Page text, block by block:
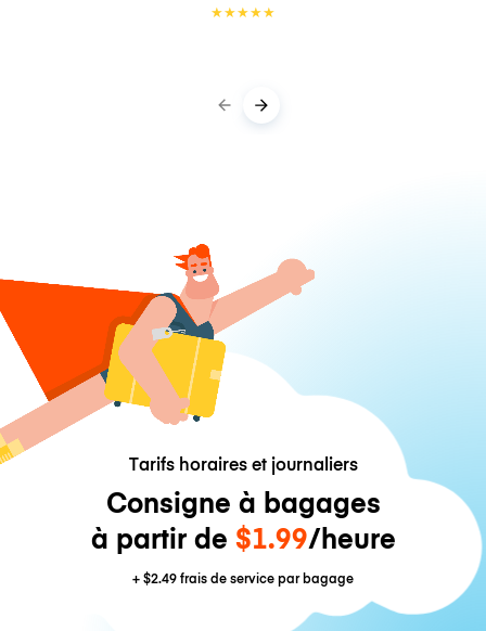
★★★★★
Tarifs horaires et journaliers
Consigne à bagages
à partir de $1.99/heure
+$2.49frais de service par bagage